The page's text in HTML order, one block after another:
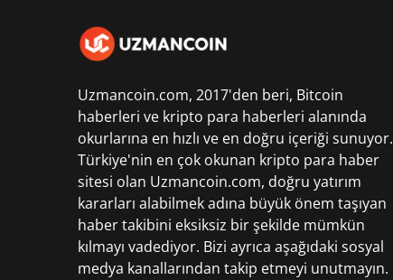
Uzmancoin.com, 2017'den beri, Bitcoin
haberleri ve kripto para haberleri alanında
okurlarına en hızlı ve en doğru içeriği sunuyor.
Türkiye'nin en çok okunan kripto para haber
sitesi olan Uzmancoin.com, doğru yatırım
kararları alabilmek adına büyük önem taşıyan
haber takibini eksiksiz bir şekilde mümkün
kılmayı vadediyor. Bizi ayrıca aşağıdaki sosyal
medya kanallarından takip etmeyi unutmayın.